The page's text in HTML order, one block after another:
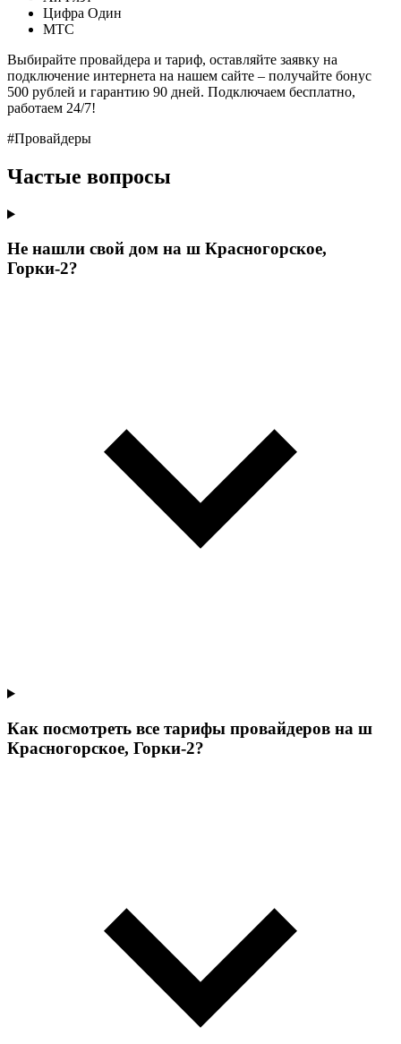
Цифра Один
МТС
Выбирайте провайдера и тариф, оставляйте заявку на
подключение интернета на нашем сайте – получайте бонус
500 рублей и гарантию 90 дней. Подключаем бесплатно,
работаем 24/7!
#Провайдеры
Частые вопросы
Не нашли свой дом на ш Красногорское,
Горки-2?
Как посмотреть все тарифы провайдеров на ш
Красногорское, Горки-2?